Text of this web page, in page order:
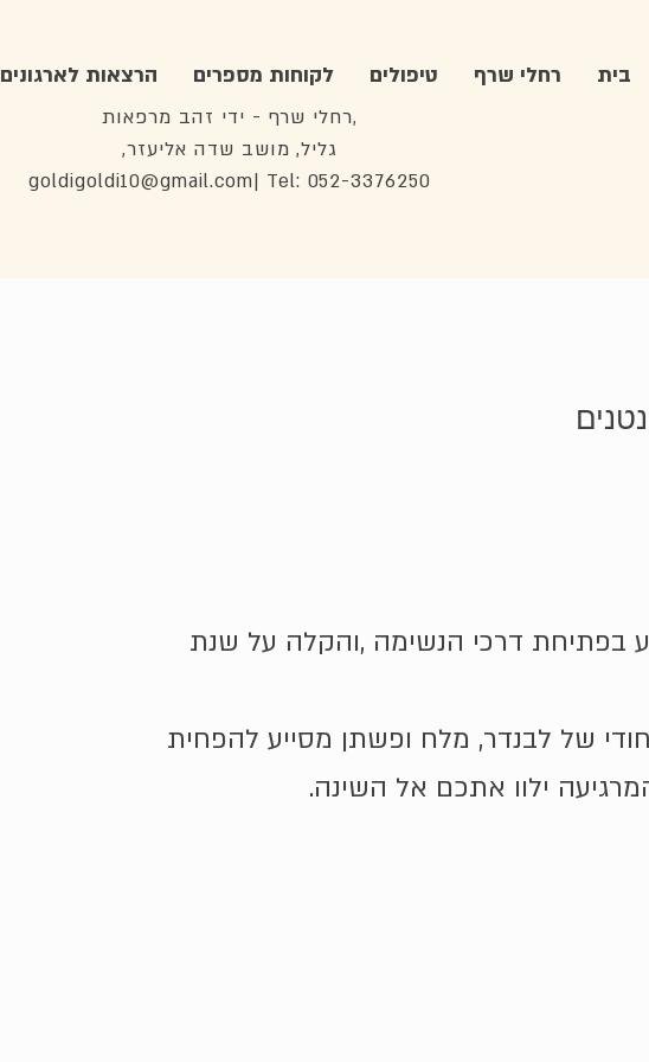
בית רחלי שרף טיפולים לקוחות מספרים הרצאות לארגונים
רחלי שרף - ידי זהב מרפאות,
,גליל, מושב שדה אליעזר
goldigoldi10@gmail.com| Tel: 052-3376250
בפתיחת דרכי הנשימה ,והקלה על שנת
של לבנדר, מלח ופשתן מסייע להפחית
ילוו אתכם אל השינה.